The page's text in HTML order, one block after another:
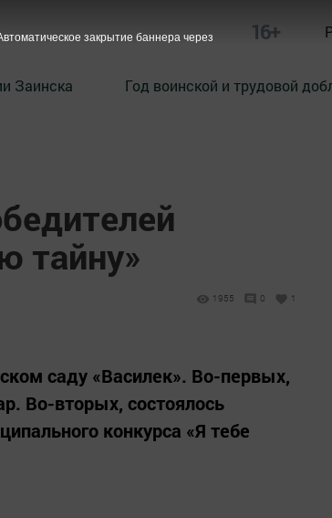
16+
Заинска Год воинской и трудовой
тайну»
1955 0 1
саду «Василек». Во-первых,
Во-вторых, состоялось
конкурса «Я тебе
закрытие баннера через